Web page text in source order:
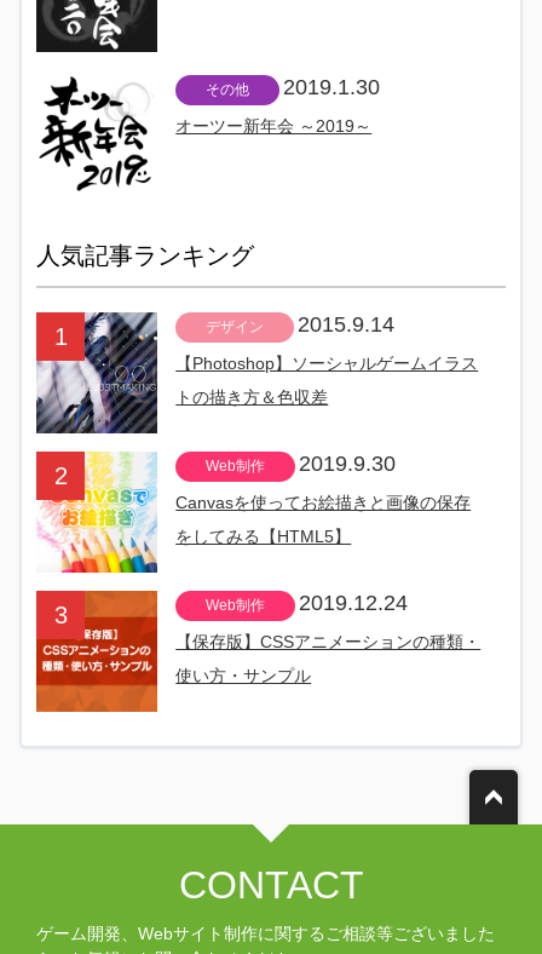
その他 2019.1.30
オーツー新年会 ～2019～
人気記事ランキング
デザイン 2015.9.14
【Photoshop】ソーシャルゲームイラス
トの描き方＆色収差
Web制作 2019.9.30
Canvasを使ってお絵描きと画像の保存
をしてみる【HTML5】
Web制作 2019.12.24
【保存版】CSSアニメーションの種類・
使い方・サンプル
CONTACT
ゲーム開発、Webサイト制作に関するご相談等ございました